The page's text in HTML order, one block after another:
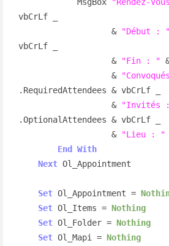
vbCrLf _
                   &
"Début : "
vbCrLf _
                   &
"Fin : "
                   &
.RequiredAttendees & vbCrLf _
                   &
"Invités
.OptionalAttendees & vbCrLf _
                   &
"Lieu : "
End With
Next Ol_Appointment
Set Ol_Appointment =
Set Ol_Items = Nothing
Set Ol_Folder = Nothing
Set Ol_Mapi = Nothing